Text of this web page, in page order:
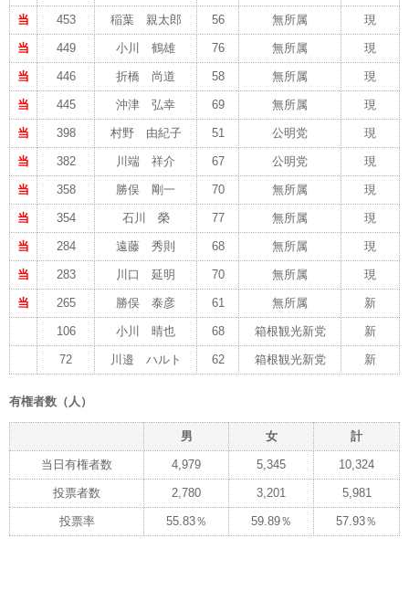
当 453 稲葉 親太郎 56 無所属 現
当 449 小川 鶴雄 76 無所属 現
当 446 折橋 尚道 58 無所属 現
当 445 沖津 弘幸 69 無所属 現
当 398 村野 由紀子 51 公明党 現
当 382 川端 祥介 67 公明党 現
当 358 勝俣 剛一 70 無所属 現
当 354 石川 榮 77 無所属 現
当 284 遠藤 秀則 68 無所属 現
当 283 川口 延明 70 無所属 現
当 265 勝俣 泰彦 61 無所属 新
106 小川 晴也 68 箱根観光新党 新
72 川邉 ハルト 62 箱根観光新党 新
有権者数（人）
男 女 計
当日有権者数 4,979 5,345 10,324
投票者数 2,780 3,201 5,981
投票率 55.83％ 59.89％ 57.93％